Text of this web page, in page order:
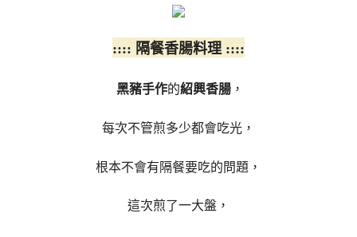
:::: 隔餐香腸料理 ::::
黑豬手作的紹興香腸 ，
每次不管煎多少都會吃光，
根本不會有隔餐要吃的問題，
這次煎了一大盤，